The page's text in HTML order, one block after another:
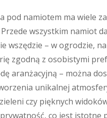
pod namiotem ma wiele
wszystkim namiot
wszędzie – w ogrodzie,
zgodną z osobistymi
aranżacyjną – można
unikalnej
czy pięknych
co jest istotne